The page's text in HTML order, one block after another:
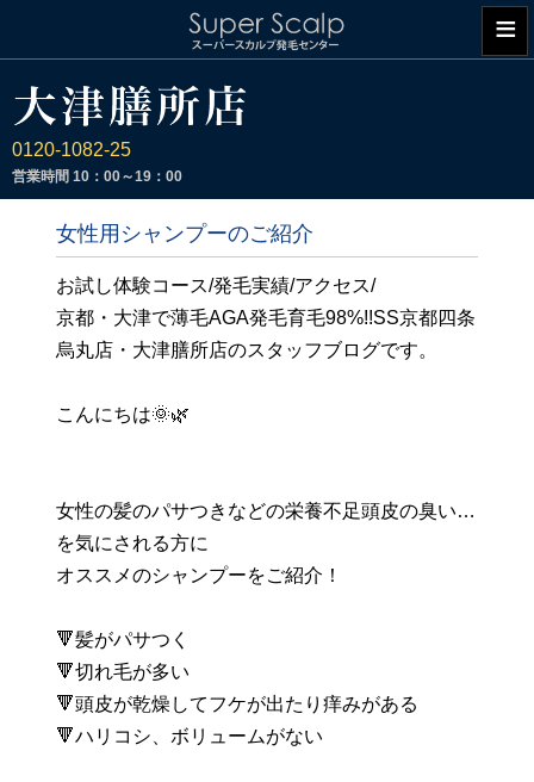
0120-1082-25
営業時間 10：00～19：00
≡
女性用シャンプーのご紹介
お試し体験コース/発毛実績/アクセス/
京都・大津で薄毛AGA発毛育毛98%!!SS京都四条
烏丸店・大津膳所店のスタッフブログです。
こんにちは🌞🌿
女性の髪のパサつきなどの栄養不足頭皮の臭い…
を気にされる方に
オススメのシャンプーをご紹介！
🔻髪がパサつく
🔻切れ毛が多い
🔻頭皮が乾燥してフケが出たり痒みがある
🔻ハリコシ、ボリュームがない